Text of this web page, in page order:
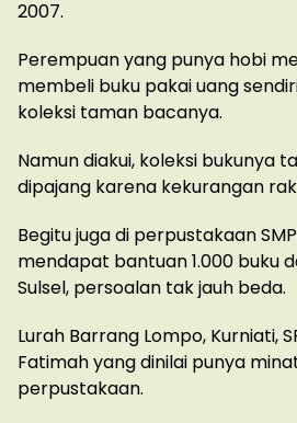
2007.
Perempuan yang punya hobi
membeli buku pakai uang
koleksi taman bacanya.
Namun diakui, koleksi bukunya
dipajang karena kekurangan
Begitu juga di perpustakaan
mendapat bantuan 1.000 buku
Sulsel, persoalan tak jauh beda.
Lurah Barrang Lompo, Kurniati,
Fatimah yang dinilai punya
perpustakaan.